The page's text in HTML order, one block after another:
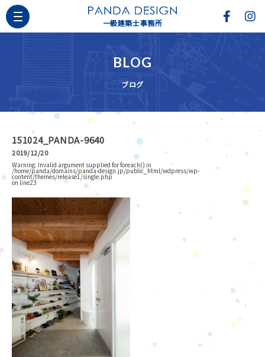
一級建築士事務所
BLOG
ブログ
151024_PANDA-9640
2019/12/20
Warning: Invalid argument supplied for foreach() in
/home/panda/domains/panda-design.jp/public_html/wdpress/wp-
content/themes/release1/single.php
on line23